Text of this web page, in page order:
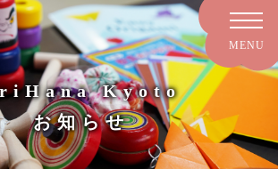
Kyoto
お知らせ